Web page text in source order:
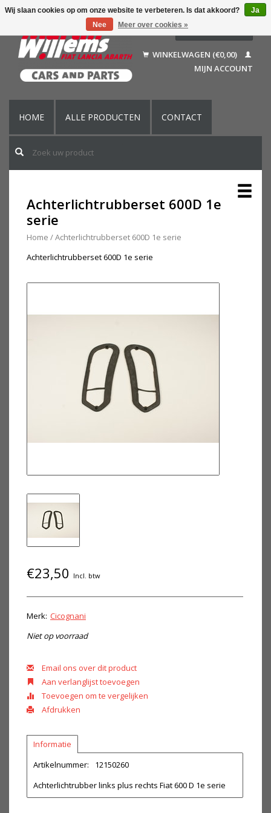
Français
English (US)
WINKELWAGEN (€0,00)
MIJN ACCOUNT
HOME ALLE PRODUCTEN CONTACT
Achterlichtrubberset 600D 1e
serie
Home /Achterlichtrubberset 600D 1e serie
Achterlichtrubberset 600D 1e serie
€23,50 Incl. btw
Merk: Cicognani
Niet op voorraad
Email ons over dit product
Aan verlanglijst toevoegen
Toevoegen om te vergelijken
Afdrukken
Informatie
Artikelnummer:
12150260
Achterlichtrubber links plus rechts Fiat 600 D 1e serie
Wij slaan cookies op om onze website te verbeteren. Is dat akkoord?
Ja
Nee
Meer over cookies »